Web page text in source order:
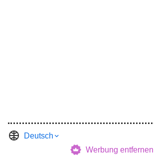
Deutsch
Werbung entfernen